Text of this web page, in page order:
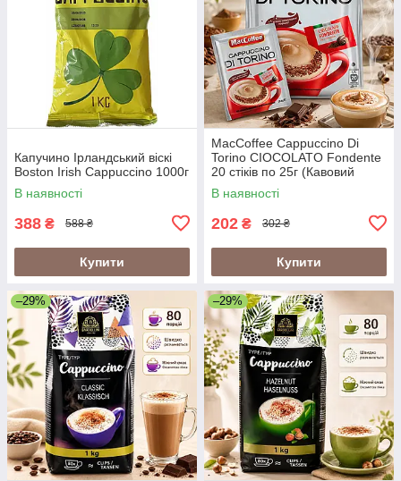
Капучино Ірландський віскі
Boston Irish Cappuccino 1000г
В наявності
388 ₴ 588 ₴
Купити
MacCoffee Cappuccino Di
Torino CIOCOLATO Fondente
20 стіків по 25г (Кавовий
напій Maccoffee di Torino
Ciocolato)
В наявності
202 ₴ 302 ₴
Купити
–29% –29%